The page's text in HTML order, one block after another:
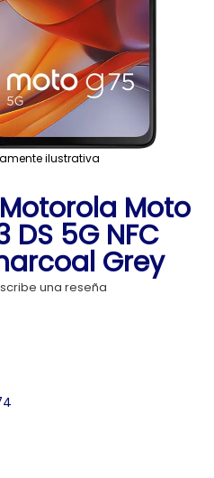
ilustrativa
Moto
DS 5G NFC
Grey
una reseña